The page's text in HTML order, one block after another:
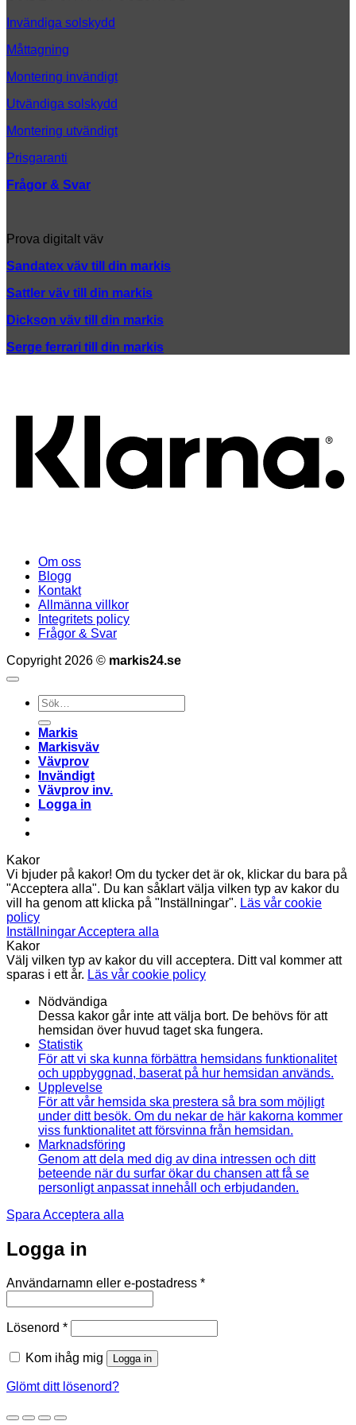
Invändiga solskydd
Måttagning
Montering invändigt
Utvändiga solskydd
Montering utvändigt
Prisgaranti
Frågor & Svar
Prova digitalt väv
Sandatex väv till din markis
Sattler väv till din markis
Dickson väv till din markis
Serge ferrari till din markis
Om oss
Blogg
Kontakt
Allmänna villkor
Integritets policy
Frågor & Svar
Copyright 2026 © markis24.se
Sök
efter:
Markis
Markisväv
Vävprov
Invändigt
Vävprov inv.
Logga in
Kakor
Vi bjuder på kakor! Om du tycker det är ok, klickar du bara på
"Acceptera alla". Du kan såklart välja vilken typ av kakor du
vill ha genom att klicka på "Inställningar". Läs vår cookie
policy
InställningarAcceptera alla
Kakor
Välj vilken typ av kakor du vill acceptera. Ditt val kommer att
sparas i ett år. Läs vår cookie policy
Nödvändiga
Dessa kakor går inte att välja bort. De behövs för att
hemsidan över huvud taget ska fungera.
Statistik
För att vi ska kunna förbättra hemsidans funktionalitet
och uppbyggnad, baserat på hur hemsidan används.
Upplevelse
För att vår hemsida ska prestera så bra som möjligt
under ditt besök. Om du nekar de här kakorna kommer
viss funktionalitet att försvinna från hemsidan.
Marknadsföring
Genom att dela med dig av dina intressen och ditt
beteende när du surfar ökar du chansen att få se
personligt anpassat innehåll och erbjudanden.
Spara Acceptera alla
Logga in
Användarnamn eller e-postadress *Obligatoriskt
Lösenord *Obligatoriskt
Kom ihåg mig Logga in
Glömt ditt lösenord?